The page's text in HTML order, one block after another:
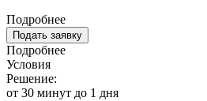
Подробнее
Подать заявку
Подробнее
Условия
Решение:
от 30 минут до 1 дня